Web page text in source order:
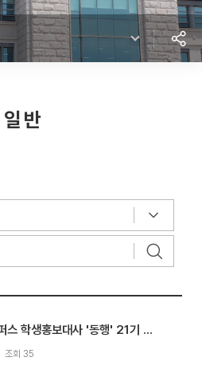
일반
동국대학교 WISE캠퍼스 학생홍보대사 '동행' 21기 모집
조회 35